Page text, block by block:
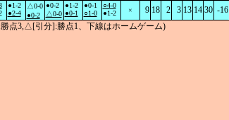
●1-2
●2-4
△0-0
●0-2
●0-2
△0-0
●1-2
●0-1
●0-1
○1-0
○4-0
●1-2
× 9 18 2 3 13 14 30 -16
点3,△[引分]:勝点1、下線はホームゲーム)